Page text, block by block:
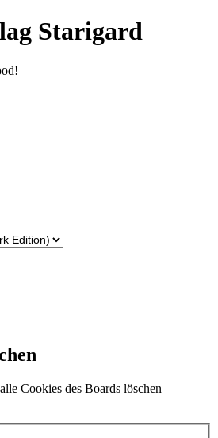
Starigard
Cookies des Boards löschen